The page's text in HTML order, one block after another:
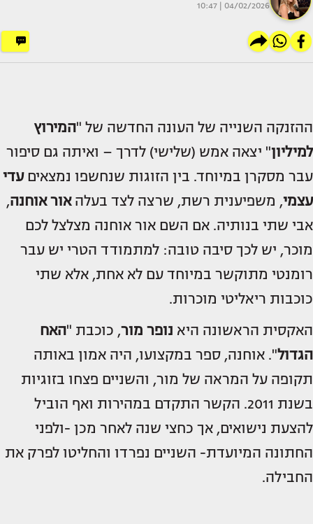
04/02/2026 | 10:47
ההזנקה השנייה של העונה החדשה של "המירוץ
למיליון" יצאה אמש (שלישי) לדרך – ואיתה גם סיפור
עבר מסקרן במיוחד. בין הזוגות שנחשפו נמצאים עדי
עצמי, משפיענית רשת, שרצה לצד בעלהאור אוחנה,
אבי שתי בנותיה. אם השם אור אוחנה מצלצל לכם
מוכר, יש לכך סיבה טובה: למתמודד הטרי יש עבר
רומנטי מתוקשר במיוחד עם לא אחת, אלא שתי
כוכבות ריאליטי מוכרות.
האקסית הראשונה היא נופר מור, כוכבת "האח
הגדול". אוחנה, ספר במקצועו, היה אמון באותה
תקופה על המראה של מור, והשניים פצחו בזוגיות
בשנת 2011. הקשר התקדם במהירות ואף הוביל
להצעת נישואים, אך כחצי שנה לאחר מכן -ולפני
החתונה המיועדת- השניים נפרדו והחליטו לפרק את
החבילה.